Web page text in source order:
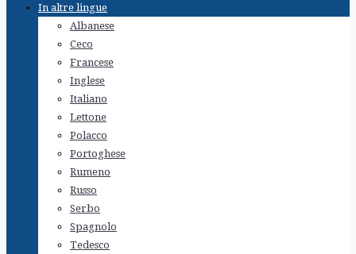
In altre lingue
Albanese
Ceco
Francese
Inglese
Italiano
Lettone
Polacco
Portoghese
Rumeno
Russo
Serbo
Spagnolo
Tedesco